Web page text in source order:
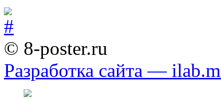
© 8-poster.ru
Разработка сайта —